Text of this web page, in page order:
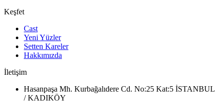
Keşfet
Cast
Yeni Yüzler
Setten Kareler
Hakkımızda
İletişim
Hasanpaşa Mh. Kurbağalıdere Cd. No:25 Kat:5 İSTANBUL
/ KADIKÖY